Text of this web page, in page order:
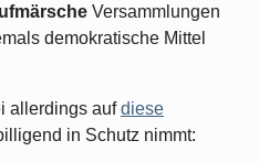
Versammlungen
demokratische Mittel
allerdings aufdiese
in Schutz nimmt: